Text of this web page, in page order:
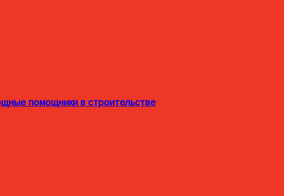
помощники в строительстве